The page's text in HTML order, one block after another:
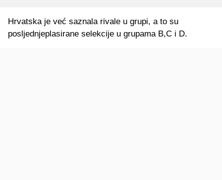
Hrvatska je već saznala rivale u grupi, a to su
posljednjeplasirane selekcije u grupama B,C i D.